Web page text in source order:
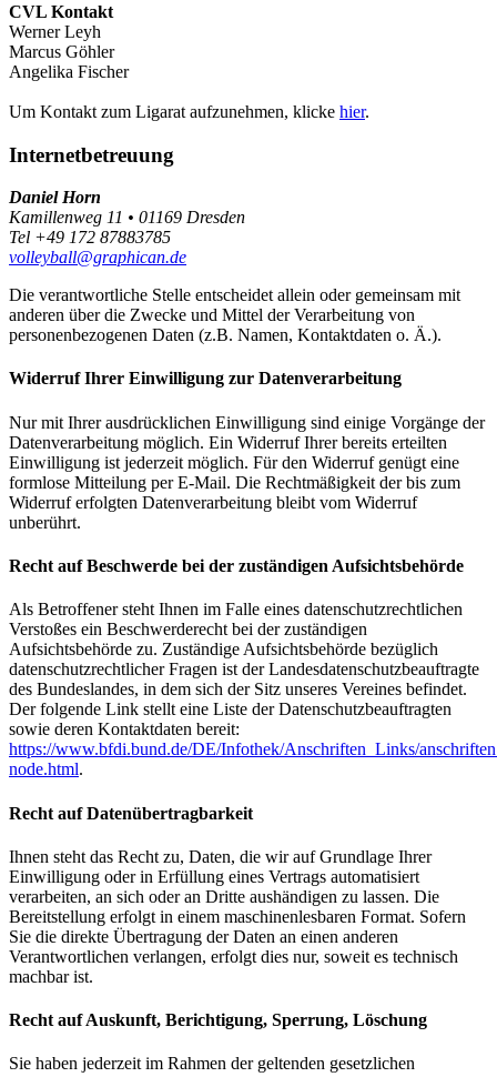
CVL Kontakt
Werner Leyh
Marcus Göhler
Angelika Fischer
Um Kontakt zum Ligarat aufzunehmen, klicke hier.
Internetbetreuung
Daniel Horn
Kamillenweg 11 • 01169 Dresden
Tel +49 172 87883785
volleyball@graphican.de
Die verantwortliche Stelle entscheidet allein oder gemeinsam mit
anderen über die Zwecke und Mittel der Verarbeitung von
personenbezogenen Daten (z.B. Namen, Kontaktdaten o. Ä.).
Widerruf Ihrer Einwilligung zur Datenverarbeitung
Nur mit Ihrer ausdrücklichen Einwilligung sind einige Vorgänge der
Datenverarbeitung möglich. Ein Widerruf Ihrer bereits erteilten
Einwilligung ist jederzeit möglich. Für den Widerruf genügt eine
formlose Mitteilung per E-Mail. Die Rechtmäßigkeit der bis zum
Widerruf erfolgten Datenverarbeitung bleibt vom Widerruf
unberührt.
Recht auf Beschwerde bei der zuständigen Aufsichtsbehörde
Als Betroffener steht Ihnen im Falle eines datenschutzrechtlichen
Verstoßes ein Beschwerderecht bei der zuständigen
Aufsichtsbehörde zu. Zuständige Aufsichtsbehörde bezüglich
datenschutzrechtlicher Fragen ist der Landesdatenschutzbeauftragte
des Bundeslandes, in dem sich der Sitz unseres Vereines befindet.
Der folgende Link stellt eine Liste der Datenschutzbeauftragten
sowie deren Kontaktdaten bereit:
https://www.bfdi.bund.de/DE/Infothek/Anschriften_Links/
node.html.
Recht auf Datenübertragbarkeit
Ihnen steht das Recht zu, Daten, die wir auf Grundlage Ihrer
Einwilligung oder in Erfüllung eines Vertrags automatisiert
verarbeiten, an sich oder an Dritte aushändigen zu lassen. Die
Bereitstellung erfolgt in einem maschinenlesbaren Format. Sofern
Sie die direkte Übertragung der Daten an einen anderen
Verantwortlichen verlangen, erfolgt dies nur, soweit es technisch
machbar ist.
Recht auf Auskunft, Berichtigung, Sperrung, Löschung
Sie haben jederzeit im Rahmen der geltenden gesetzlichen